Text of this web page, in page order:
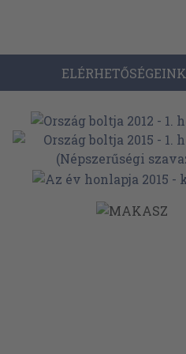
ELÉRHETŐSÉGEINK